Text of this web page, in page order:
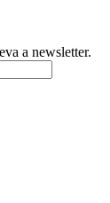
a newsletter.